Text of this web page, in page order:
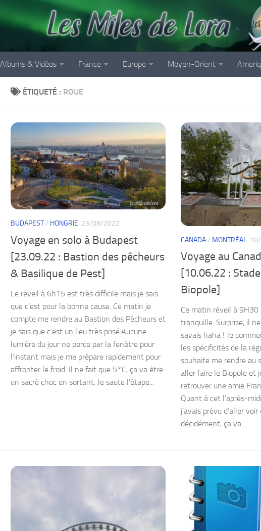
Albums & Vidéos France Europe Moyen-Orient
ÉTIQUETÉ : ROUE
BUDAPEST/ HONGRIE 23/09/2022
Voyage en solo à Budapest
[23.09.22 : Bastion des pêcheurs
& Basilique de Pest]
Le réveil à 6h15 est très difficile mais je sais
que c’est pour la bonne cause. Ce matin je
compte me rendre au Bastion des Pêcheurs et
je sais que c’est un lieu très prisé.Aucune
lumière du jour ne perce par la fenêtre pour
l’instant mais je me prépare rapidement pour
affronter le froid. Il ne fait que 5°C, ça va être
un sacré choc en sortant. Je saute l’étape...
CANADA/ MONTRÉAL
Voyage au
[10.06.22 :
Biopole]
Ce matin réveil à 9H30
tranquille. Surprise, il
savais haha ! Je
les spécificités de la
souhaite me rendre au
aller faire le Biopole et
retrouver une amie
Quant à cet l’après-
j’avais prévu d’aller
décidément, ça va...